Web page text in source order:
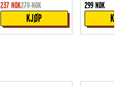
237 NOK279 NOK
KJØP
299 NOK